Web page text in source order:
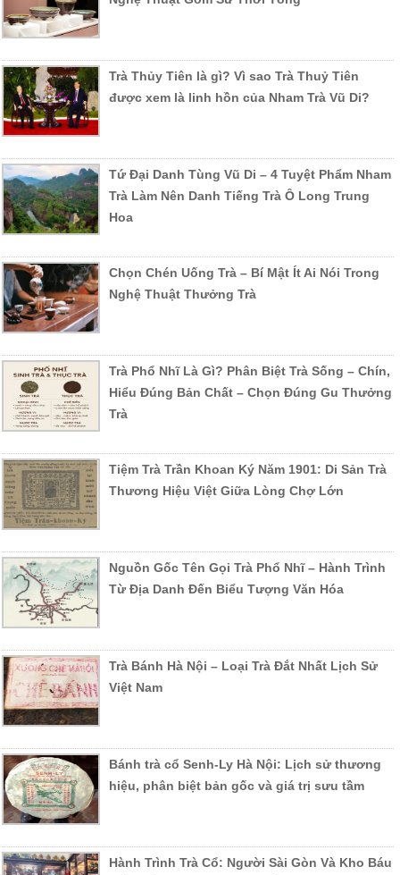
Trà Thủy Tiên là gì? Vì sao Trà Thuỷ Tiên
được xem là linh hồn của Nham Trà Vũ Di?
Tứ Đại Danh Tùng Vũ Di – 4 Tuyệt Phẩm Nham
Trà Làm Nên Danh Tiếng Trà Ô Long Trung
Hoa
Chọn Chén Uống Trà – Bí Mật Ít Ai Nói Trong
Nghệ Thuật Thưởng Trà
Trà Phổ Nhĩ Là Gì? Phân Biệt Trà Sống – Chín,
Hiểu Đúng Bản Chất – Chọn Đúng Gu Thưởng
Trà
Tiệm Trà Trần Khoan Ký Năm 1901: Di Sản Trà
Thương Hiệu Việt Giữa Lòng Chợ Lớn
Nguồn Gốc Tên Gọi Trà Phổ Nhĩ – Hành Trình
Từ Địa Danh Đến Biểu Tượng Văn Hóa
Trà Bánh Hà Nội – Loại Trà Đắt Nhất Lịch Sử
Việt Nam
Bánh trà cổ Senh-Ly Hà Nội: Lịch sử thương
hiệu, phân biệt bản gốc và giá trị sưu tầm
Hành Trình Trà Cổ: Người Sài Gòn Và Kho Báu